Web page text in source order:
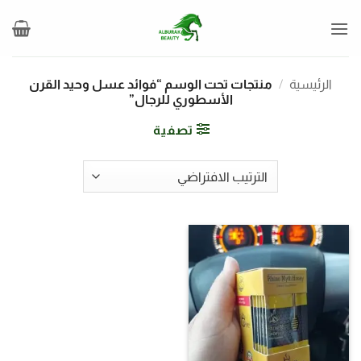
للمحتوى
الرئيسية / منتجات تحت الوسم “فوائد عسل وحيد القرن
الأسطوري للرجال”
تصفية